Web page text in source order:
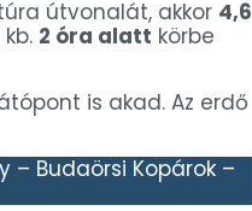
útvonalát, akkor 4,6
2 óra alatt körbe
is akad. Az erdő
– Budaörsi Kopárok –